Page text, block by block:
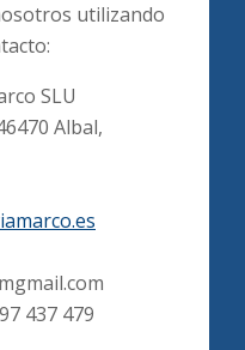
utilizando
SLU
Albal,
gmail.com
437 479